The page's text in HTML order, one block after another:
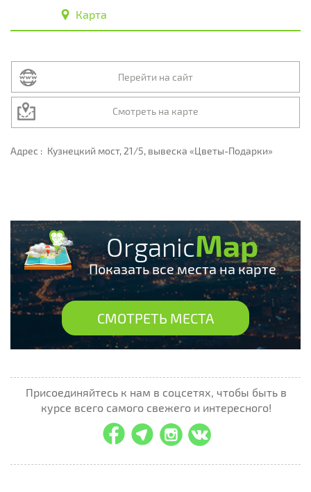
Карта
Перейти на сайт
Смотреть на карте
Адрес : Кузнецкий мост, 21/5, вывеска «Цветы-Подарки»
OrganicMap
Показать все места на карте
СМОТРЕТЬ МЕСТА
Присоединяйтесь к нам в соцсетях, чтобы быть в
курсе всего самого свежего и интересного!